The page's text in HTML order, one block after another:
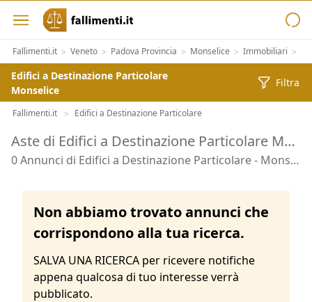
Fallimenti.it > Veneto > Padova Provincia > Monselice > Immobiliari >
Edifici a Destinazione Particolare
Monselice
Filtra
Fallimenti.it > Edifici a Destinazione Particolare
Aste di Edifici a Destinazione Particolare Monselice
0 Annunci di Edifici a Destinazione Particolare - Monselice
Non abbiamo trovato annunci che
corrispondono alla tua ricerca.
SALVA UNA RICERCA per ricevere notifiche
appena qualcosa di tuo interesse verrà
pubblicato.